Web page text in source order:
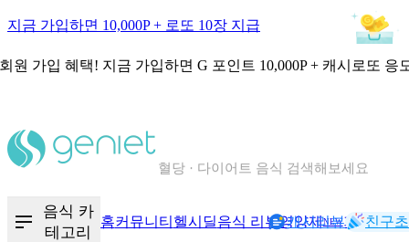
지금 가입하면 10,000P + 로또 10장 지급
원 가입 혜택! 지금 가입하면 G 포인트 10,000P + 캐시로또 응
혈당 · 다이어트 음식 검색해보세요
음식 카
테고리
홈커뮤니티 헬시딜음식 리뷰영양제NEW기록
캐시리뷰 친구